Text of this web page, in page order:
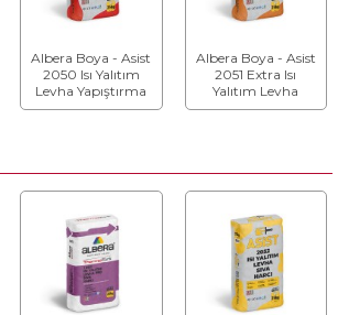
Albera Boya - Asist
2050 Isı Yalıtım
Levha Yapıştırma
Harcı - Yapıştırma
Albera Boya - Asist
2051 Extra Isı
Yalıtım Levha
Yapıştırma Harcı -